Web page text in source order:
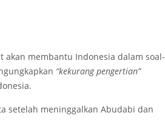
akan membantu Indonesia dalam soal-
“kekurang pengertian”
setelah meninggalkan Abudabi dan